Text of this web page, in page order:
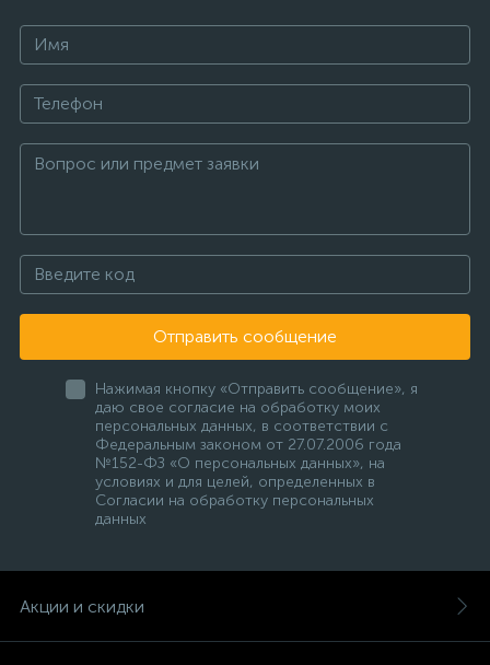
Отправить сообщение
Нажимая кнопку «Отправить сообщение», я
даю свое согласие на обработку моих
персональных данных, в соответствии с
Федеральным законом от 27.07.2006 года
№152-ФЗ «О персональных данных», на
условиях и для целей, определенных в
Согласии на обработку персональных
данных
Акции и скидки